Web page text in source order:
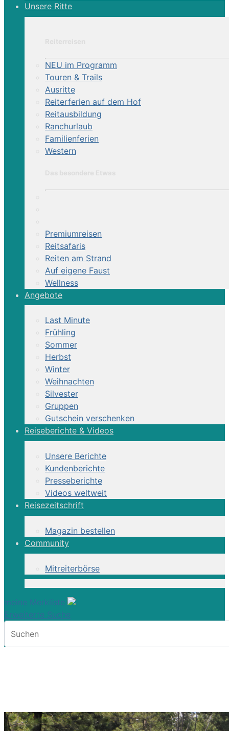
Unsere Ritte
NEU im Programm
Touren & Trails
Ausritte
Reiterferien auf dem Hof
Reitausbildung
Ranchurlaub
Familienferien
Western
Premiumreisen
Reitsafaris
Reiten am Strand
Auf eigene Faust
Wellness
Angebote
Last Minute
Frühling
Sommer
Herbst
Winter
Weihnachten
Silvester
Gruppen
Gutschein verschenken
Reiseberichte & Videos
Unsere Berichte
Kundenberichte
Presseberichte
Videos weltweit
Reisezeitschrift
Magazin bestellen
Community
Mitreiterbörse
meine Merkliste
Erweiterte Suche